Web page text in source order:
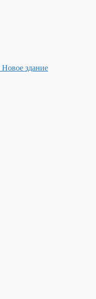
Новое здание